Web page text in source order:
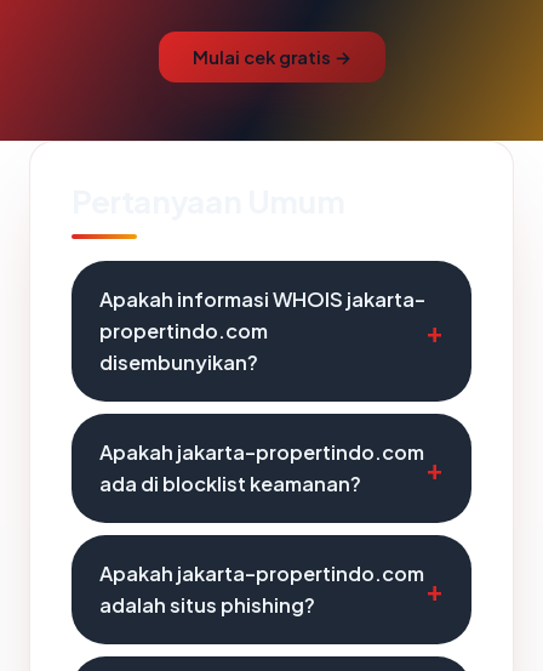
Mulai cek gratis →
Apakah informasi WHOIS jakarta-
propertindo.com
disembunyikan?
Apakah jakarta-propertindo.com
ada di blocklist keamanan?
Apakah jakarta-propertindo.com
adalah situs phishing?